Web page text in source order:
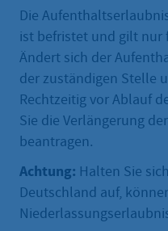
Die
ist befristet und gilt nur
Ändert sich der
der zuständigen Stelle
Rechtzeitig vor Ablauf
Sie die Verlängerung
beantragen.
Achtung: Halten Sie
Deutschland auf,